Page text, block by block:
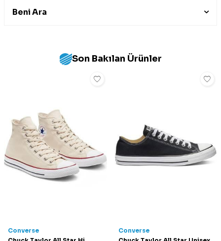
Beni Ara
Son Bakılan Ürünler
Converse
Converse